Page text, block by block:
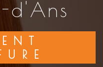
d'Ans